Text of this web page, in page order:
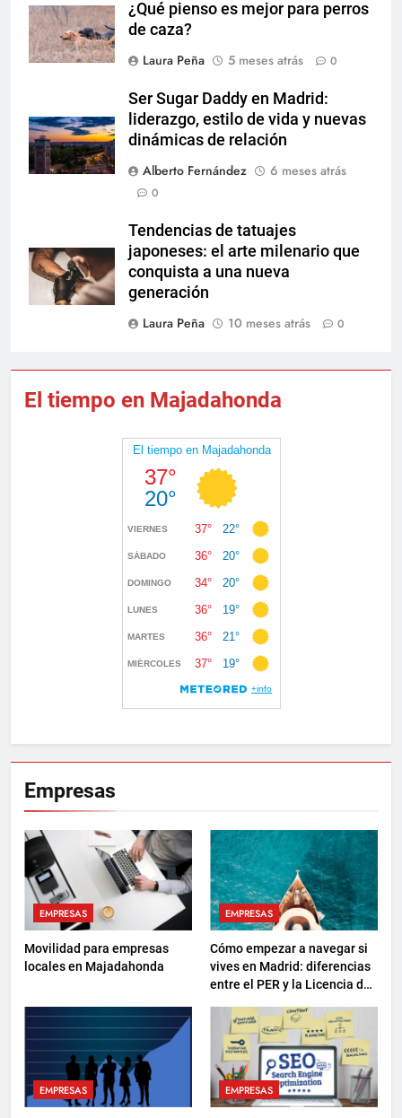
¿Qué pienso es mejor para perros
de caza?
Laura Peña
5 meses atrás 0
Ser Sugar Daddy en Madrid:
liderazgo, estilo de vida y nuevas
dinámicas de relación
Alberto Fernández
6 meses atrás
0
Tendencias de tatuajes
japoneses: el arte milenario que
conquista a una nueva
generación
Laura Peña
10 meses atrás 0
El tiempo en Majadahonda
Empresas
EMPRESAS
Movilidad para empresas
locales en Majadahonda
EMPRESAS
Cómo empezar a navegar si
vives en Madrid: diferencias
entre el PER y la Licencia de
EMPRESAS EMPRESAS